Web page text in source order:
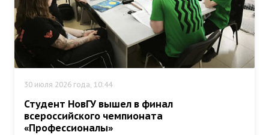
30 июля 2026 года, 10:44
Студент НовГУ вышел в финал
всероссийского чемпионата
«Профессионалы»